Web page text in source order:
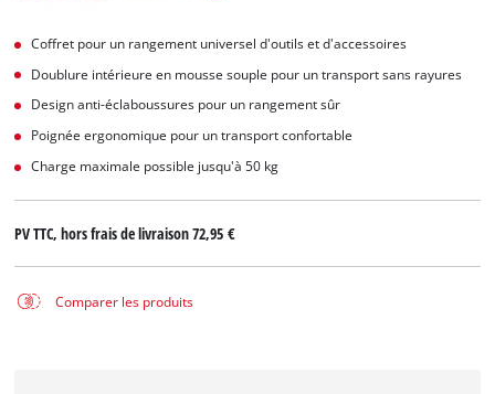
Coffret pour un rangement universel d'outils et d'accessoires
Doublure intérieure en mousse souple pour un transport sans rayures
Design anti-éclaboussures pour un rangement sûr
Poignée ergonomique pour un transport confortable
Charge maximale possible jusqu'à 50 kg
PV TTC, hors frais de livraison72,95 €
Comparer les produits